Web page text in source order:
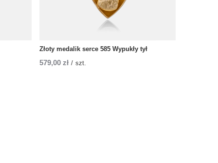
Złoty medalik serce 585 Wypukły tył
579,00 zł / szt.